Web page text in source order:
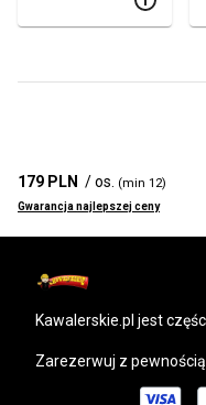
179 PLN / os. (min 12)
Gwarancja najlepszej ceny
kawalerskie.pl jest
Zarezerwuj z